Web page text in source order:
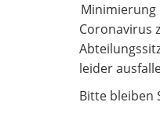
Minimierung
Coronavirus
leider
Bitte bleiben